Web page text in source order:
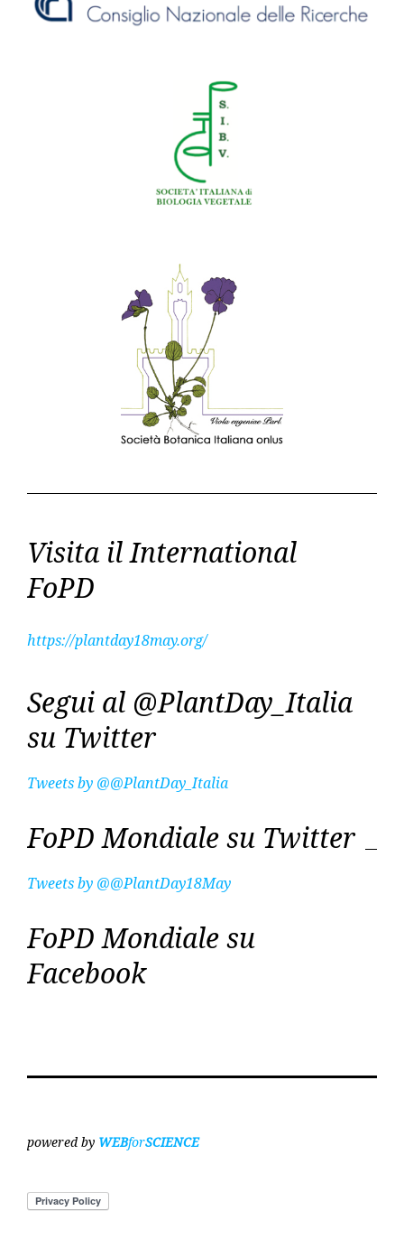
Visita il International
FoPD
https://plantday18may.org/
Segui al @PlantDay_Italia
su Twitter
Tweets by @@PlantDay_Italia
FoPD Mondiale su Twitter
Tweets by @@PlantDay18May
FoPD Mondiale su
Facebook
powered by WEBforSCIENCE